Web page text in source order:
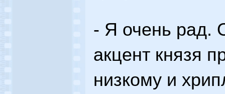
- Я очень рад.
акцент князя
низкому и